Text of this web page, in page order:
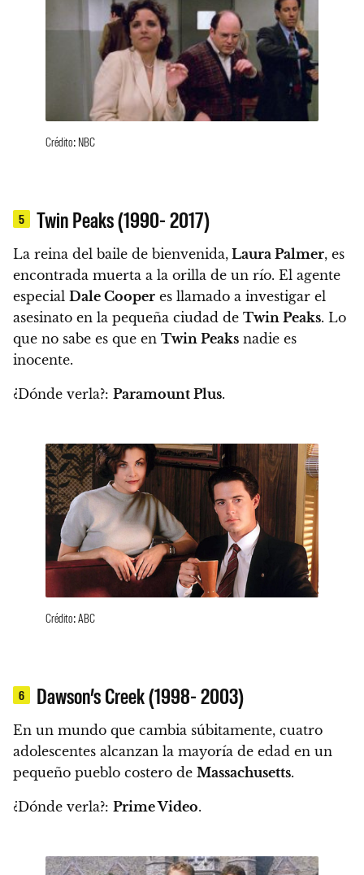
Crédito: NBC
5 Twin Peaks (1990- 2017)
La reina del baile de bienvenida, Laura Palmer, es
encontrada muerta a la orilla de un río. El agente
especial Dale Cooper es llamado a investigar el
asesinato en la pequeña ciudad de Twin Peaks. Lo
que no sabe es que en Twin Peaks nadie es
inocente.
¿Dónde verla?: Paramount Plus.
Crédito: ABC
6 Dawson’s Creek (1998- 2003)
En un mundo que cambia súbitamente, cuatro
adolescentes alcanzan la mayoría de edad en un
pequeño pueblo costero de Massachusetts.
¿Dónde verla?: Prime Video.